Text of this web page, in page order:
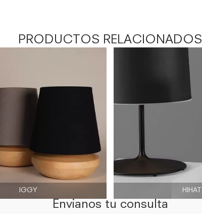
PRODUCTOS RELACIONADOS
IGGY HIHAT
Envianos tu consulta